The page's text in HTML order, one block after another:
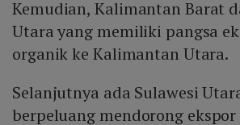
Kemudian, Kalimantan Barat
Utara yang memiliki pangsa
organik ke Kalimantan Utara.
Selanjutnya ada Sulawesi
berpeluang mendorong